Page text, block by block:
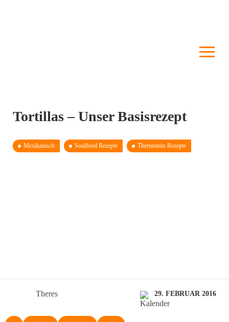
Tortillas – Unser Basisrezept
Mexikanisch Soulfood Rezepte Thermomix Rezepte
Theres 29. FEBRUAR 2016